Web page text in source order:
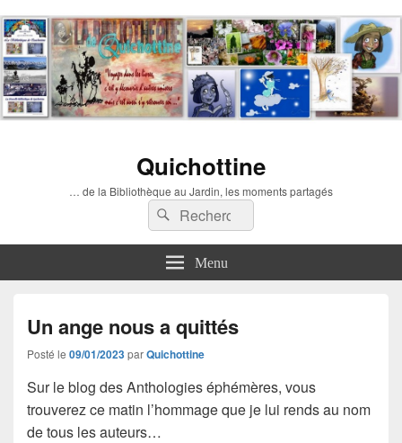
Quichottine
… de la Bibliothèque au Jardin, les moments partagés
Recherche :
Rechercher
Menu
Un ange nous a quittés
Posté le 09/01/2023parQuichottine
Sur le blog des Anthologies éphémères, vous
trouverez ce matin l’hommage que je lui rends au nom
de tous les auteurs…